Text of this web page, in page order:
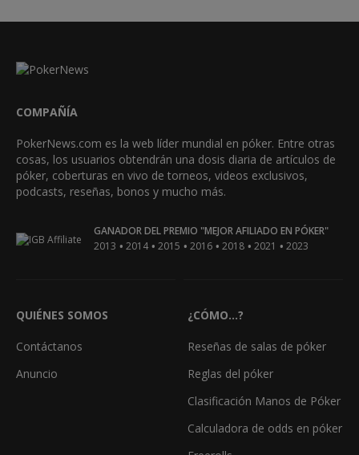
COMPAÑÍA
PokerNews.com es la web líder mundial en póker. Entre otras
cosas, los usuarios obtendrán una dosis diaria de artículos de
póker, coberturas en vivo de torneos, videos exclusivos,
podcasts, reseñas, bonos y mucho más.
GANADOR DEL PREMIO "MEJOR AFILIADO EN PÓKER"
2013 • 2014 • 2015 • 2016 • 2018 • 2021 • 2023
QUIÉNES SOMOS
Contáctanos
Anuncio
¿CÓMO...?
Reseñas de salas de póker
Reglas del póker
Clasificación Manos de Póker
Calculadora de odds en póker